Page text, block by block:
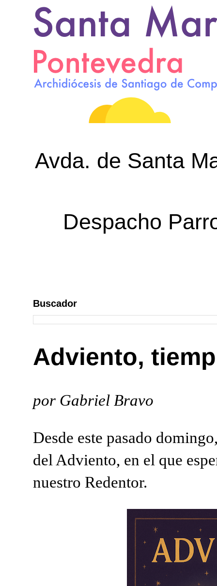
Avda. de Santa
Despacho
Buscador
Adviento,
por Gabriel Bravo
Desde este pasado
del Adviento, en el que
nuestro Redentor.